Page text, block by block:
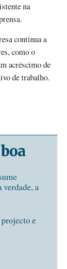
na
continua a
como o
acréscimo de
de trabalho.
a
e